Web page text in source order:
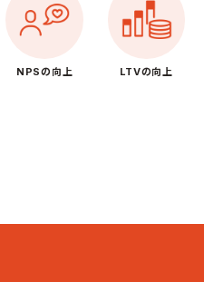
NPSの向上 LTVの向上